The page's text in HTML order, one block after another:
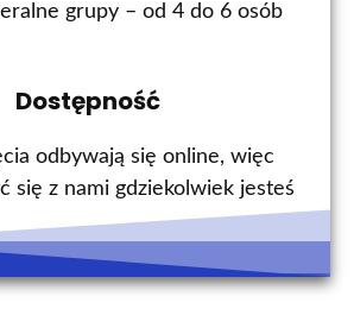
grupy – od 4 do 6 osób
Dostępność
odbywają się online, więc
się z nami gdziekolwiek jesteś